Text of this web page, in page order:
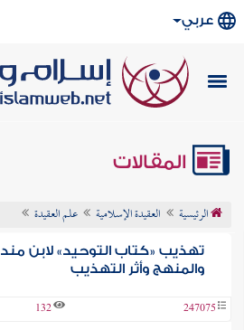
عربي
المقالات
الرئيسية العقيدة الإسلامية علم العقيدة
تهذيب «كتاب التوحيد» لابن
والمنهج وأثر التهذيب
247075
132